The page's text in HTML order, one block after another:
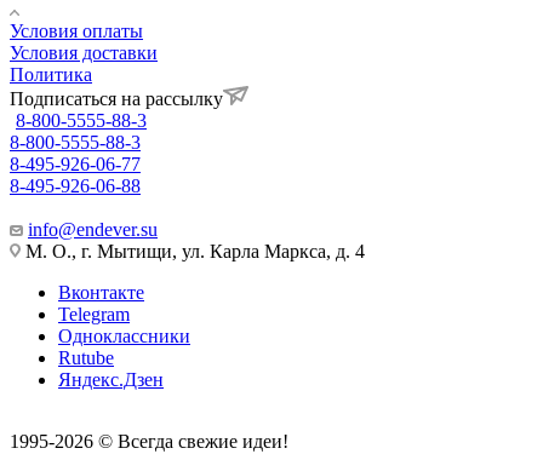
Условия оплаты
Условия доставки
Политика
Подписаться на рассылку
8-800-5555-88-3
8-800-5555-88-3
8-495-926-06-77
8-495-926-06-88
info@endever.su
М. О., г. Мытищи, ул. Карла Маркса, д. 4
Вконтакте
Telegram
Одноклассники
Rutube
Яндекс.Дзен
1995-2026 © Всегда свежие идеи!